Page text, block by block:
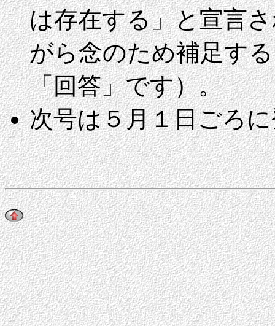
は存在する」と宣言
がら念のため補足す
「回答」です）。
次号は５月１日ごろに